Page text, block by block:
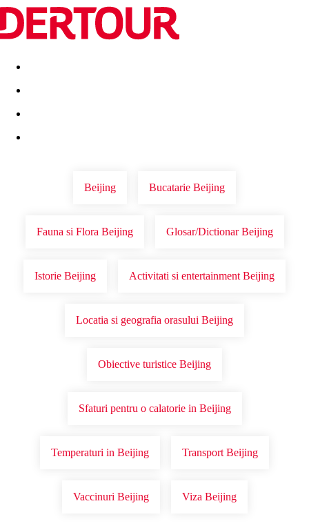
Destinatii Vacanta perfecta OFERTE DE NERATAT
Beijing Bucatarie Beijing
Fauna si Flora Beijing Glosar/Dictionar Beijing
Istorie Beijing Activitati si entertainment Beijing
Locatia si geografia orasului Beijing
Obiective turistice Beijing
Sfaturi pentru o calatorie in Beijing
Temperaturi in Beijing Transport Beijing
Vaccinuri Beijing Viza Beijing